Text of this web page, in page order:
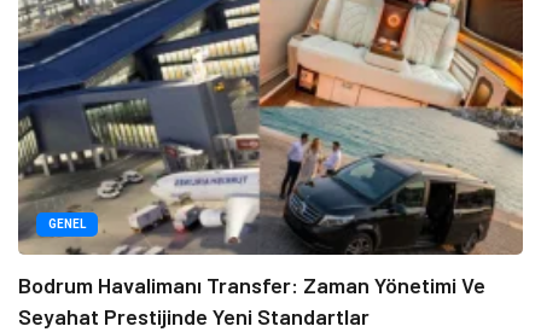
GENEL
Bodrum Havalimanı Transfer: Zaman Yönetimi Ve
Seyahat Prestijinde Yeni Standartlar